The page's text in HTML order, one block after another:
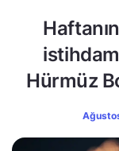
Hürmüz